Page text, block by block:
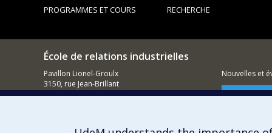
PROGRAMMES ET COURS RECHERCHE
École de relations industrielles
Pavillon Lionel-Groulx
3150, rue Jean-Brillant
Montréal (QC)
Nouvelles et
Comment